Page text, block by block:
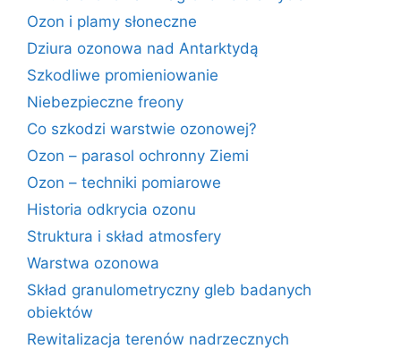
Ozon i plamy słoneczne
Dziura ozonowa nad Antarktydą
Szkodliwe promieniowanie
Niebezpieczne freony
Co szkodzi warstwie ozonowej?
Ozon – parasol ochronny Ziemi
Ozon – techniki pomiarowe
Historia odkrycia ozonu
Struktura i skład atmosfery
Warstwa ozonowa
Skład granulometryczny gleb badanych
obiektów
Rewitalizacja terenów nadrzecznych